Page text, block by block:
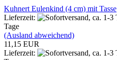
Kuhnert Eulenkind (4 cm) mit Tasse
Lieferzeit:
Tage
(Ausland abweichend)
11,15 EUR
Lieferzeit: